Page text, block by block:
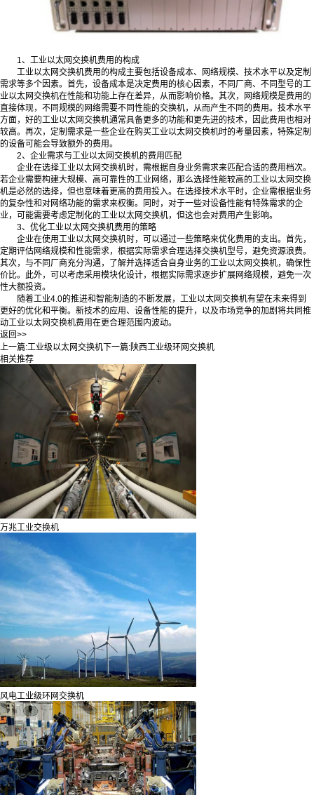
1、工业以太网交换机费用的构成
工业以太网交换机费用的构成主要包括设备成本、网络规模、技术水平以及定制
需求等多个因素。首先，设备成本是决定费用的核心因素，不同厂商、不同型号的工
业以太网交换机在性能和功能上存在差异，从而影响价格。其次，网络规模是费用的
直接体现，不同规模的网络需要不同性能的交换机，从而产生不同的费用。技术水平
方面，好的工业以太网交换机通常具备更多的功能和更先进的技术，因此费用也相对
较高。再次，定制需求是一些企业在购买工业以太网交换机时的考量因素，特殊定制
的设备可能会导致额外的费用。
2、企业需求与工业以太网交换机的费用匹配
企业在选择工业以太网交换机时，需根据自身业务需求来匹配合适的费用档次。
若企业需要构建大规模、高可靠性的工业网络，那么选择性能较高的工业以太网交换
机是必然的选择，但也意味着更高的费用投入。在选择技术水平时，企业需根据业务
的复杂性和对网络功能的需求来权衡。同时，对于一些对设备性能有特殊需求的企
业，可能需要考虑定制化的工业以太网交换机，但这也会对费用产生影响。
3、优化工业以太网交换机费用的策略
企业在使用工业以太网交换机时，可以通过一些策略来优化费用的支出。首先，
定期评估网络规模和性能需求，根据实际需求合理选择交换机型号，避免资源浪费。
其次，与不同厂商充分沟通，了解并选择适合自身业务的工业以太网交换机，确保性
价比。此外，可以考虑采用模块化设计，根据实际需求逐步扩展网络规模，避免一次
性大额投资。
随着工业4.0的推进和智能制造的不断发展，工业以太网交换机有望在未来得到
更好的优化和平衡。新技术的应用、设备性能的提升，以及市场竞争的加剧将共同推
动工业以太网交换机费用在更合理范围内波动。
返回>>
上一篇:工业级以太网交换机 下一篇:陕西工业级环网交换机
相关推荐
万兆工业交换机
风电工业级环网交换机